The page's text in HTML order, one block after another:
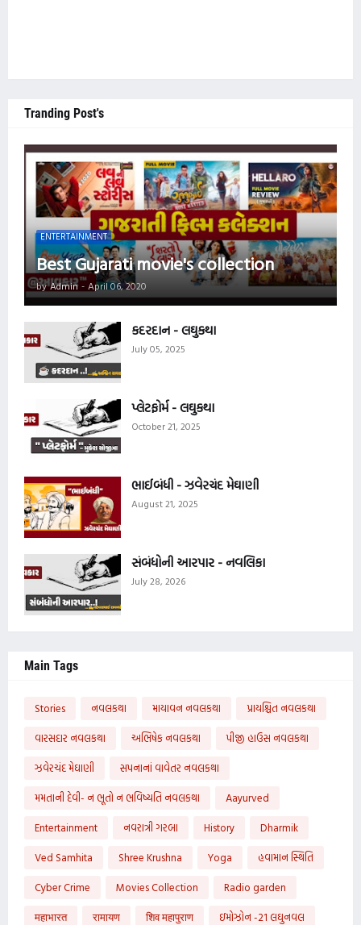
Tranding Post's
ENTERTAINMENT
Best Gujarati movie's collection
by Admin - April 06, 2020
કદરદાન - લઘુકથા
July 05, 2025
પ્લેટફોર્મ - લઘુકથા
October 21, 2025
ભાઈબંધી - ઝવેરચંદ મેઘાણી
August 21, 2025
સંબંધોની આરપાર - નવલિકા
July 28, 2026
Main Tags
Stories નવલકથા માયાવન નવલકથા
પ્રાયશ્ચિત નવલકથા
વારસદાર નવલકથા
અભિષેક નવલકથા
પીજી હાઉસ નવલકથા
ઝવેરચંદ મેઘાણી
સપનાનાં વાવેતર નવલકથા
મમતાની દેવી- ન ભૂતો ન ભવિષ્યતિ નવલકથા
Aayurved
Entertainment
નવરાત્રી ગરબા History
Dharmik
Ved Samhita
Shree Krushna Yoga
હવામાન સ્થિતિ
Cyber Crime
Movies Collection
Radio garden
महाभारत
रामायण शिव महापुराण ઇમોઝોન -21 લઘુનવલ